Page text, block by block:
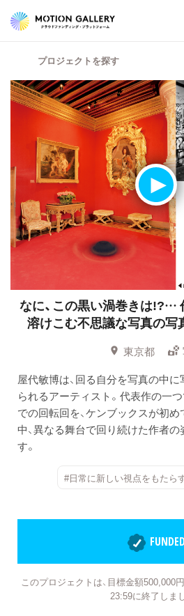
プロジェクトを探す
なに、この黒い渦巻きは!?…
溶けこむ不思議な写真の写
東京都
屋代敏博は、回る自分を写真の中に
られるアーティスト。代表作の一
での回転回を、ケンブックスが初
中、異なる舞台で回り続けた作者
す。
#日常に新しい視点をもたら
このプロジェクトは、目標金額500,000
23:59に終了しま